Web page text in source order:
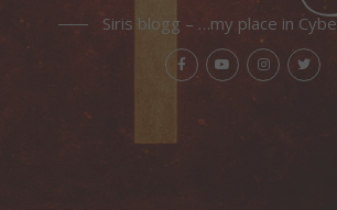
Siris blogg – …my place in